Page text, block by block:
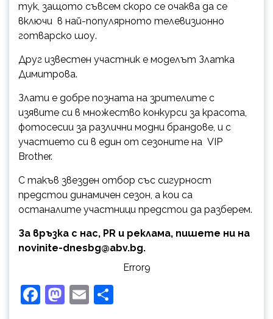
тук, защото съвсем скоро се очаква да се
включи в най-популярното телевизионно
готварско шоу.
Друг известен участник е моделът Златка
Димитрова.
Злати е добре позната на зрителите с
изявите си в множество конкурси за красота,
фотосесии за различни модни брандове, и с
участието си в един от сезоните на VIP
Brother.
С такъв звезден отбор със сигурност
предстои динамичен сезон, а кои са
останалите участници предстои да разберем.
За връзка с нас, PR и реклама, пишете ни на
novinite-dnesbg@abv.bg.
Error9
Facebook
Mastodon
Email